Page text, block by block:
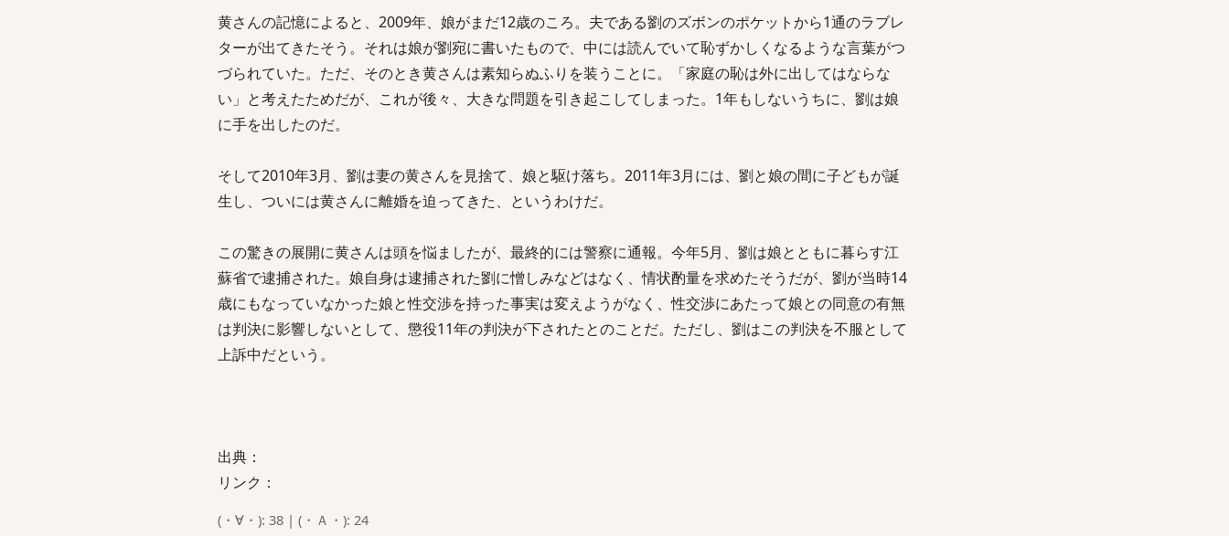
黄さんの記憶によると、2009年、娘がまだ12歳のころ。夫である劉のズボンのポケットから1通のラブレ
ターが出てきたそう。それは娘が劉宛に書いたもので、中には読んでいて恥ずかしくなるような言葉がつ
づられていた。ただ、そのとき黄さんは素知らぬふりを装うことに。「家庭の恥は外に出してはならな
い」と考えたためだが、これが後々、大きな問題を引き起こしてしまった。1年もしないうちに、劉は娘
に手を出したのだ。
そして2010年3月、劉は妻の黄さんを見捨て、娘と駆け落ち。2011年3月には、劉と娘の間に子どもが誕
生し、ついには黄さんに離婚を迫ってきた、というわけだ。
この驚きの展開に黄さんは頭を悩ましたが、最終的には警察に通報。今年5月、劉は娘とともに暮らす江
蘇省で逮捕された。娘自身は逮捕された劉に憎しみなどはなく、情状酌量を求めたそうだが、劉が当時14
歳にもなっていなかった娘と性交渉を持った事実は変えようがなく、性交渉にあたって娘との同意の有無
は判決に影響しないとして、懲役11年の判決が下されたとのことだ。ただし、劉はこの判決を不服として
上訴中だという。
出典：
リンク：
(・∀・): 38 | (・Ａ・): 24